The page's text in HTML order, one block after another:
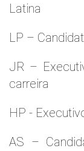
Latina
LP –
JR –
carreira
HP -
AS –